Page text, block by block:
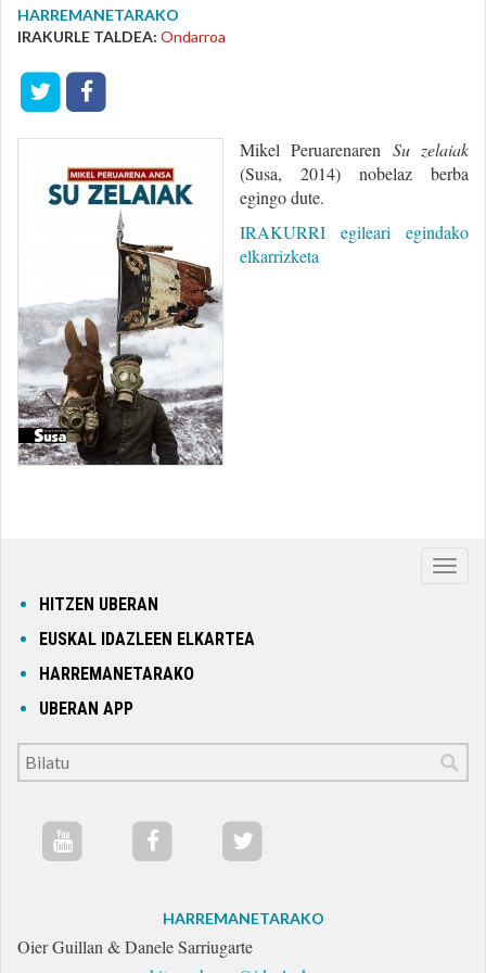
HARREMANETARAKO
IRAKURLE TALDEA: Ondarroa
Mikel Peruarenaren Su zelaiak
(Susa, 2014) nobelaz berba
egingo dute.
IRAKURRI egileari egindako
elkarrizketa
HITZEN UBERAN
EUSKAL IDAZLEEN ELKARTEA
HARREMANETARAKO
UBERAN APP
HARREMANETARAKO
Oier Guillan & Danele Sarriugarte